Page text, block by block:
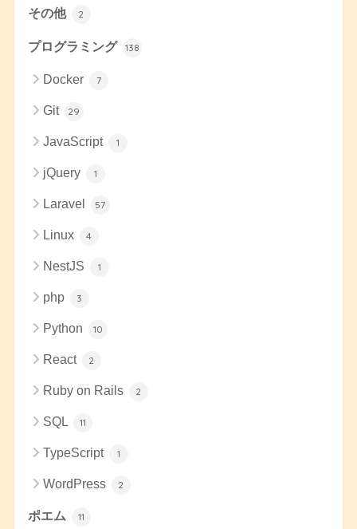
その他 2
プログラミング 138
Docker 7
Git 29
JavaScript 1
jQuery 1
Laravel 57
Linux 4
NestJS 1
php 3
Python 10
React 2
Ruby on Rails 2
SQL 11
TypeScript 1
WordPress 2
ポエム 11